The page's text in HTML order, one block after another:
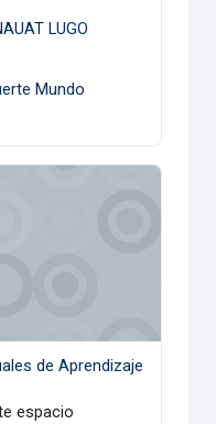
LUGO
Mundo
de Aprendizaje 1
de Aprendizaje
espacio